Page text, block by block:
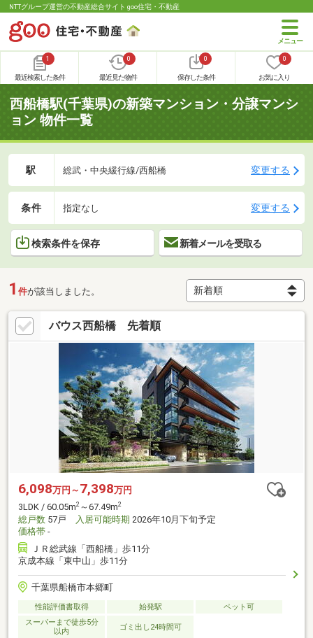
NTTグループ運営の不動産総合サイト goo住宅・不動産
1
最近検索した条件
0
最近見た物件
0
保存した条件
0
お気に入り
西船橋駅(千葉県)の新築マンション・分譲マンシ
ョン 物件一覧
駅 総武・中央緩行線/西船橋 変更する
条件 指定なし 変更する
検索条件を保存 新着メールを受取る
1 件が該当しました。
バウス西船橋 先着順
6,098万円～ 7,398万円
3LDK / 60.05m2 ～67.49m2
総戸数 57戸 入居可能時期 2026年10月下旬予定
価格帯 -
ＪＲ総武線「西船橋」歩11分
京成本線「東中山」歩11分
千葉県船橋市本郷町
性能評価書取得 始発駅
ペット可
スーパーまで徒歩5分
以内
ゴミ出し24時間可